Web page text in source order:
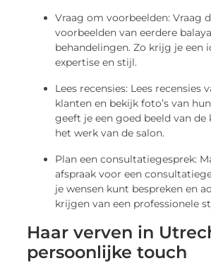
Vraag om voorbeelden: Vraag
voorbeelden van eerdere
behandelingen. Zo krijg je een
expertise en stijl.
Lees recensies: Lees recensies
klanten en bekijk foto’s van
geeft je een goed beeld van
het werk van de salon.
Plan een consultatiegesprek:
afspraak voor een
je wensen kunt bespreken en
krijgen van een professionele
Haar verven in
persoonlijke touch